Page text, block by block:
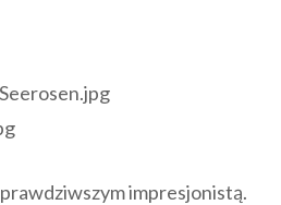
impresjonistą.